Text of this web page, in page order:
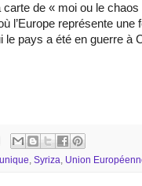
de « moi ou le
l’Europe représente une
le pays a été en guerre à
Syriza Union